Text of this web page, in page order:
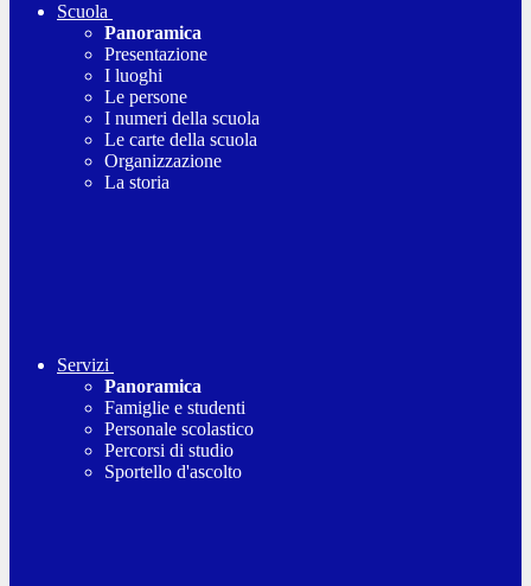
Scuola
Panoramica
Presentazione
I luoghi
Le persone
I numeri della scuola
Le carte della scuola
Organizzazione
La storia
Servizi
Panoramica
Famiglie e studenti
Personale scolastico
Percorsi di studio
Sportello d'ascolto